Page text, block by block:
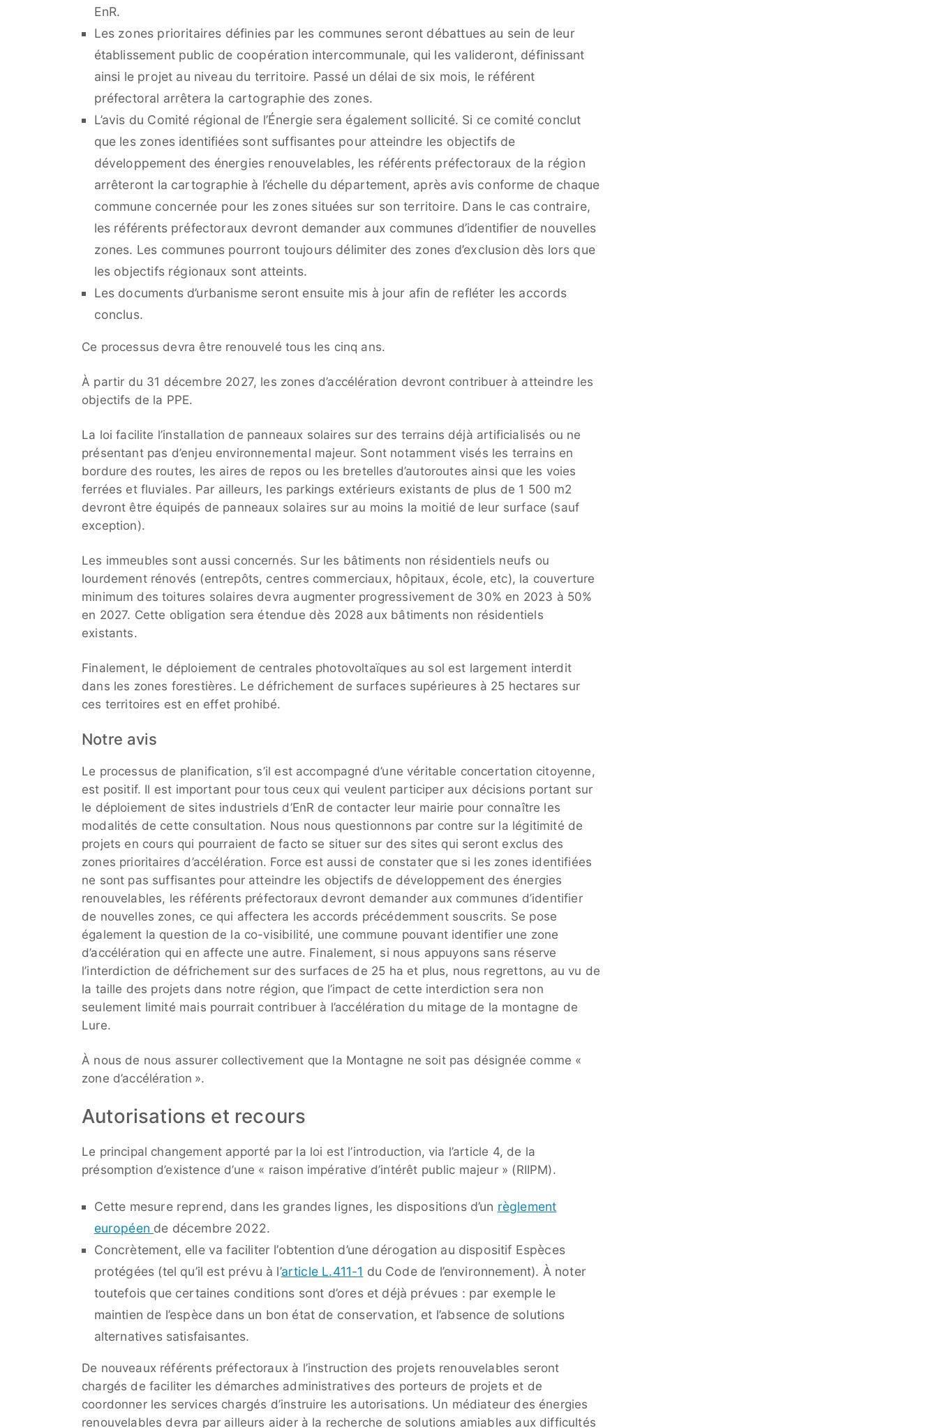
EnR.
Les zones prioritaires définies par les communes seront débattues au sein de leur
établissement public de coopération intercommunale, qui les valideront, définissant
ainsi le projet au niveau du territoire. Passé un délai de six mois, le référent
préfectoral arrêtera la cartographie des zones.
L’avis du Comité régional de l’Énergie sera également sollicité. Si ce comité conclut
que les zones identifiées sont suffisantes pour atteindre les objectifs de
développement des énergies renouvelables, les référents préfectoraux de la région
arrêteront la cartographie à l’échelle du département, après avis conforme de chaque
commune concernée pour les zones situées sur son territoire. Dans le cas contraire,
les référents préfectoraux devront demander aux communes d’identifier de nouvelles
zones. Les communes pourront toujours délimiter des zones d’exclusion dès lors que
les objectifs régionaux sont atteints.
Les documents d’urbanisme seront ensuite mis à jour afin de refléter les accords
conclus.
Ce processus devra être renouvelé tous les cinq ans.
À partir du 31 décembre 2027, les zones d’accélération devront contribuer à atteindre les
objectifs de la PPE.
La loi facilite l’installation de panneaux solaires sur des terrains déjà artificialisés ou ne
présentant pas d’enjeu environnemental majeur. Sont notamment visés les terrains en
bordure des routes, les aires de repos ou les bretelles d’autoroutes ainsi que les voies
ferrées et fluviales. Par ailleurs, les parkings extérieurs existants de plus de 1 500 m2
devront être équipés de panneaux solaires sur au moins la moitié de leur surface (sauf
exception).
Les immeubles sont aussi concernés. Sur les bâtiments non résidentiels neufs ou
lourdement rénovés (entrepôts, centres commerciaux, hôpitaux, école, etc), la couverture
minimum des toitures solaires devra augmenter progressivement de 30% en 2023 à 50%
en 2027. Cette obligation sera étendue dès 2028 aux bâtiments non résidentiels
existants.
Finalement, le déploiement de centrales photovoltaïques au sol est largement interdit
dans les zones forestières. Le défrichement de surfaces supérieures à 25 hectares sur
ces territoires est en effet prohibé.
Notre avis
Le processus de planification, s’il est accompagné d’une véritable concertation citoyenne,
est positif. Il est important pour tous ceux qui veulent participer aux décisions portant sur
le déploiement de sites industriels d’EnR de contacter leur mairie pour connaître les
modalités de cette consultation. Nous nous questionnons par contre sur la légitimité de
projets en cours qui pourraient de facto se situer sur des sites qui seront exclus des
zones prioritaires d’accélération. Force est aussi de constater que si les zones identifiées
ne sont pas suffisantes pour atteindre les objectifs de développement des énergies
renouvelables, les référents préfectoraux devront demander aux communes d’identifier
de nouvelles zones, ce qui affectera les accords précédemment souscrits. Se pose
également la question de la co-visibilité, une commune pouvant identifier une zone
d’accélération qui en affecte une autre. Finalement, si nous appuyons sans réserve
l’interdiction de défrichement sur des surfaces de 25 ha et plus, nous regrettons, au vu de
la taille des projets dans notre région, que l’impact de cette interdiction sera non
seulement limité mais pourrait contribuer à l’accélération du mitage de la montagne de
Lure.
À nous de nous assurer collectivement que la Montagne ne soit pas désignée comme «
zone d’accélération ».
Autorisations et recours
Le principal changement apporté par la loi est l’introduction, via l’article 4, de la
présomption d’existence d’une « raison impérative d’intérêt public majeur » (RIIPM).
Cette mesure reprend, dans les grandes lignes, les dispositions d’un règlement
européen de décembre 2022.
Concrètement, elle va faciliter l’obtention d’une dérogation au dispositif Espèces
protégées (tel qu’il est prévu à l’article L.411-1 du Code de l’environnement). À noter
toutefois que certaines conditions sont d’ores et déjà prévues : par exemple le
maintien de l’espèce dans un bon état de conservation, et l’absence de solutions
alternatives satisfaisantes.
De nouveaux référents préfectoraux à l’instruction des projets renouvelables seront
chargés de faciliter les démarches administratives des porteurs de projets et de
coordonner les services chargés d’instruire les autorisations. Un médiateur des énergies
renouvelables devra par ailleurs aider à la recherche de solutions amiables aux difficultés